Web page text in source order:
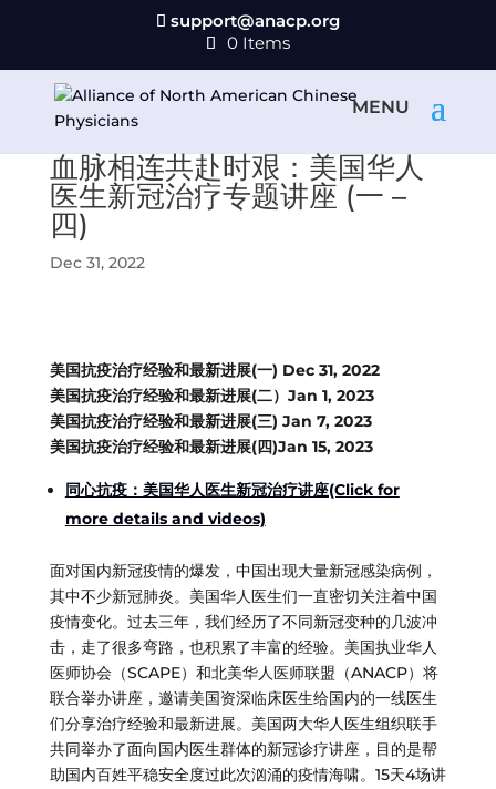
support@anacp.org
0 Items
血脉相连共赴时艰：美国华人
医生新冠治疗专题讲座 (一 –
四)
Dec 31, 2022
美国抗疫治疗经验和最新进展(一) Dec 31, 2022
美国抗疫治疗经验和最新进展(二）Jan 1, 2023
美国抗疫治疗经验和最新进展(三) Jan 7, 2023
美国抗疫治疗经验和最新进展(四)Jan 15, 2023
同心抗疫：美国华人医生新冠治疗讲座(Click for
more details and videos)
面对国内新冠疫情的爆发，中国出现大量新冠感染病例，
其中不少新冠肺炎。美国华人医生们一直密切关注着中国
疫情变化。过去三年，我们经历了不同新冠变种的几波冲
击，走了很多弯路，也积累了丰富的经验。美国执业华人
医师协会（SCAPE）和北美华人医师联盟（ANACP）将
联合举办讲座，邀请美国资深临床医生给国内的一线医生
们分享治疗经验和最新进展。美国两大华人医生组织联手
共同举办了面向国内医生群体的新冠诊疗讲座，目的是帮
助国内百姓平稳安全度过此次汹涌的疫情海啸。15天4场讲